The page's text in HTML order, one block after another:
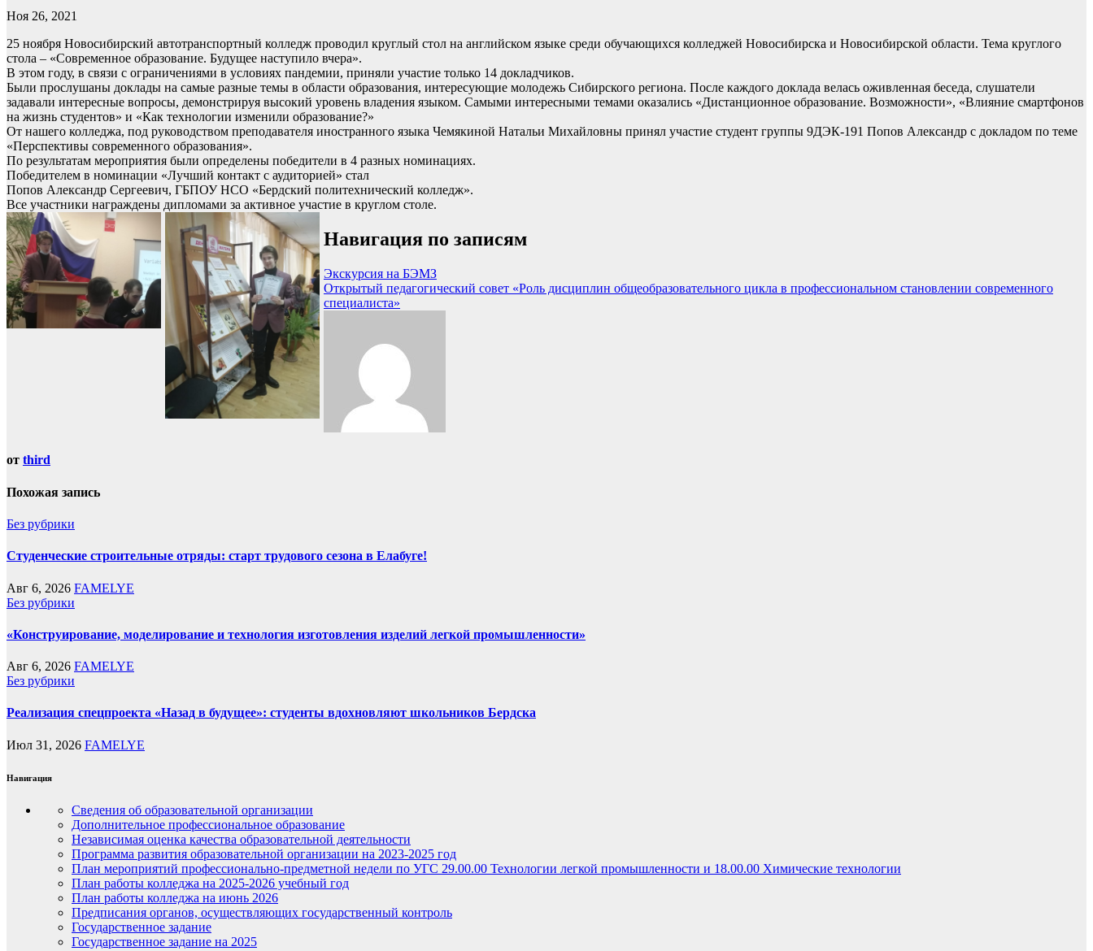
Ноя 26, 2021
25 ноября Новосибирский автотранспортный колледж проводил круглый стол на английском языке среди обучающихся колледжей Новосибирска и Новосибирской области. Тема круглого
стола – «Современное образование. Будущее наступило вчера».
В этом году, в связи с ограничениями в условиях пандемии, приняли участие только 14 докладчиков.
Были прослушаны доклады на самые разные темы в области образования, интересующие молодежь Сибирского региона. После каждого доклада велась оживленная беседа, слушатели
задавали интересные вопросы, демонстрируя высокий уровень владения языком. Самыми интересными темами оказались «Дистанционное образование. Возможности», «Влияние смартфонов
на жизнь студентов» и «Как технологии изменили образование?»
От нашего колледжа, под руководством преподавателя иностранного языка Чемякиной Натальи Михайловны принял участие студент группы 9ДЭК-191 Попов Александр с докладом по теме
«Перспективы современного образования».
По результатам мероприятия были определены победители в 4 разных номинациях.
Победителем в номинации «Лучший контакт с аудиторией» стал
Попов Александр Сергеевич, ГБПОУ НСО «Бердский политехнический колледж».
Все участники награждены дипломами за активное участие в круглом столе.
Навигация по записям
Экскурсия на БЭМЗ
Открытый педагогический совет «Роль дисциплин общеобразовательного цикла в профессиональном становлении современного
специалиста»
от third
Похожая запись
Без рубрики
Студенческие строительные отряды: старт трудового сезона в Елабуге!
Авг 6, 2026 FAMELYE
Без рубрики
«Конструирование, моделирование и технология изготовления изделий легкой промышленности»
Авг 6, 2026 FAMELYE
Без рубрики
Реализация спецпроекта «Назад в будущее»: студенты вдохновляют школьников Бердска
Июл 31, 2026 FAMELYE
Навигация
Сведения об образовательной организации
Дополнительное профессиональное образование
Независимая оценка качества образовательной деятельности
Программа развития образовательной организации на 2023-2025 год
План мероприятий профессионально-предметной недели по УГС 29.00.00 Технологии легкой промышленности и 18.00.00 Химические технологии
План работы колледжа на 2025-2026 учебный год
План работы колледжа на июнь 2026
Предписания органов, осуществляющих государственный контроль
Государственное задание
Государственное задание на 2025